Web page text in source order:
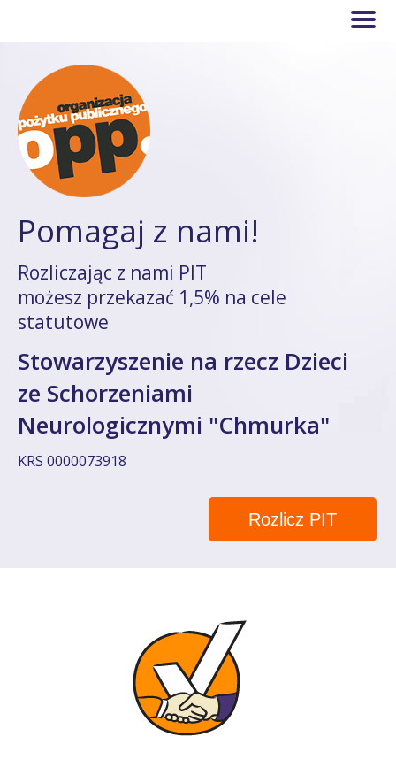
Pomagaj z nami!
Rozliczając z nami PIT
możesz przekazać 1,5% na cele
statutowe
Stowarzyszenie na rzecz Dzieci
ze Schorzeniami
Neurologicznymi "Chmurka"
KRS 0000073918
Rozlicz PIT